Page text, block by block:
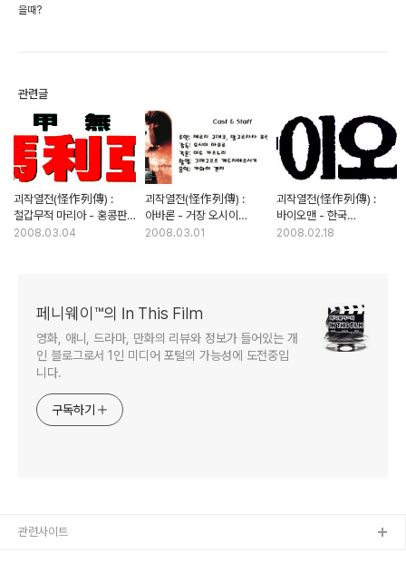
을때?
관련글
괴작열전(怪作列傳) :
철갑무적 마리아 - 홍콩판
미녀 로보캅의 추억
2008.03.04
괴작열전(怪作列傳) :
아바론 - 거장 오시이
마모루의 가상현실이
2008.03.01
괴작열전(怪作列傳) :
바이오맨 - 한국
SF액션물의 컬트 혹은
2008.02.18
페니웨이™의 In This Film
영화, 애니, 드라마, 만화의 리뷰와 정보가 들어있는 개
인 블로그로서 1인 미디어 포털의 가능성에 도전중입
니다.
구독하기
관련사이트